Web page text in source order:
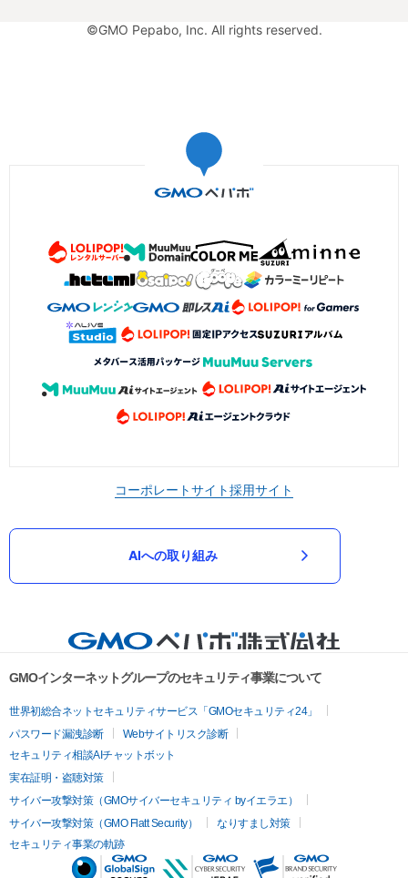
©GMO Pepabo, Inc. All rights reserved.
コーポレートサイト採用サイト
AIへの取り組み
GMOインターネットグループのセキュリティ事業について
世界初総合ネットセキュリティサービス「GMOセキュリティ24」
パスワード漏洩診断
Webサイトリスク診断
セキュリティ相談AIチャットボット
実在証明・盗聴対策
サイバー攻撃対策（GMOサイバーセキュリティ byイエラエ）
サイバー攻撃対策（GMO Flatt Security）
なりすまし対策
セキュリティ事業の軌跡